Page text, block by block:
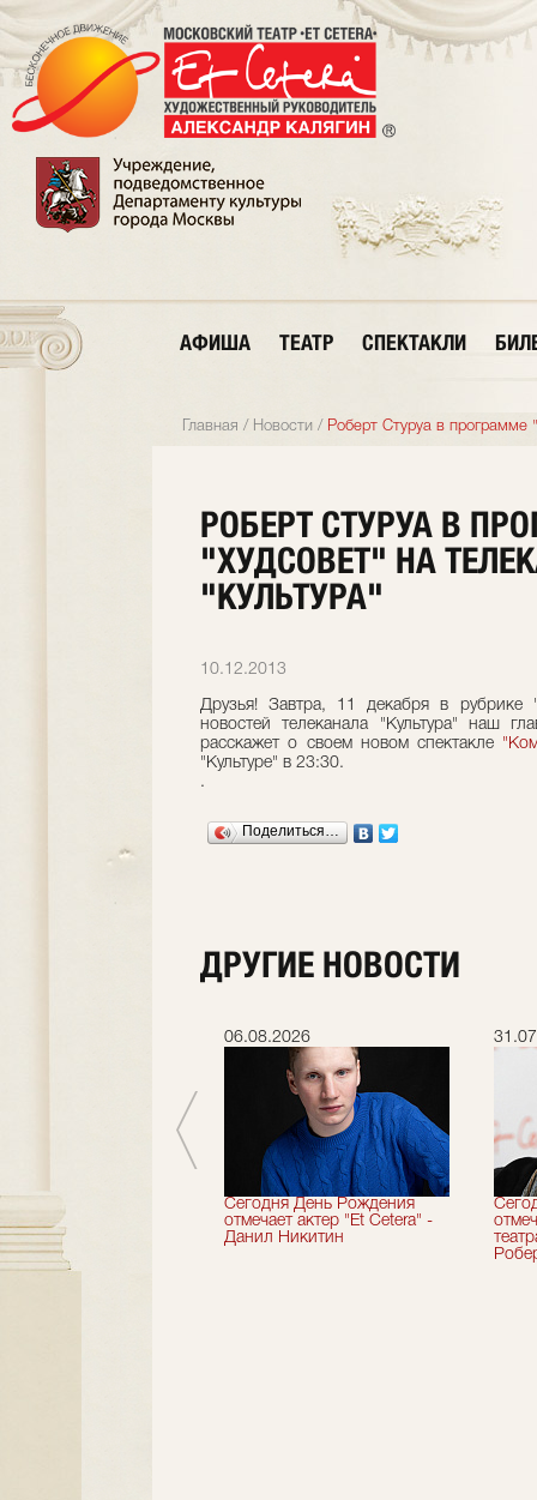
АФИША ТЕАТР СПЕКТАКЛИ
Главная / Новости / Роберт Стуруа в программе
РОБЕРТ СТУРУА В
"ХУДСОВЕТ" НА
"КУЛЬТУРА"
10.12.2013
Друзья! Завтра, 11 декабря в рубрике
новостей телеканала "Культура" наш
расскажет о своем новом спектакле
"Культуре" в 23:30.
.
Поделиться…
ДРУГИЕ НОВОСТИ
сезон!
06.08.2026
Сегодня День Рождения
отмечает актер "Et Cetera" -
Данил Никитин